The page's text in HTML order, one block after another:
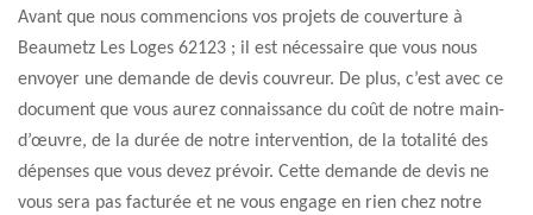
Avant que nous commencions vos projets de couverture à
Beaumetz Les Loges 62123 ; il est nécessaire que vous nous
envoyer une demande de devis couvreur. De plus, c’est avec ce
document que vous aurez connaissance du coût de notre main-
d’œuvre, de la durée de notre intervention, de la totalité des
dépenses que vous devez prévoir. Cette demande de devis ne
vous sera pas facturée et ne vous engage en rien chez notre